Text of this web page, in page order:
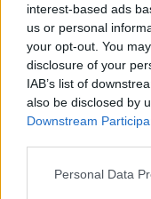
interest-based ads
us or personal
your opt-out. You
disclosure of your
IAB’s list of
also be disclosed by
Downstream
Personal Data
Είχαμε την τιμή
προτεραιότητες
επίπεδο για τον
την Δρ. Cardoso,
συμμαχίας ABC
Σύλλογοι «Άλμα
μαστού σταδίου 4